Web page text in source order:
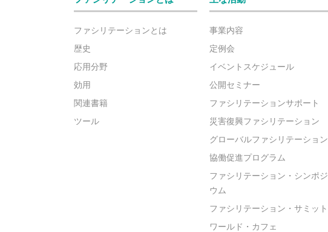
ファシリテーションとは
歴史
応用分野
効用
関連書籍
ツール
事業内容
定例会
イベントスケジュール
公開セミナー
ファシリテーションサポート
災害復興ファシリテーション
グローバルファシリテーション
協働促進プログラム
ファシリテーション・シンポジ
ウム
ファシリテーション・サミット
ワールド・カフェ